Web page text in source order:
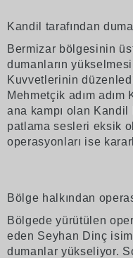
Kandil tarafından
Bermizar bölgesinin
dumanların
Kuvvetlerinin
Mehmetçik adım adım
ana kampı olan
patlama sesleri eksik
operasyonları ise
Bölge halkından
Bölgede yürütülen
eden Seyhan Dinç
dumanlar yükseliyor.